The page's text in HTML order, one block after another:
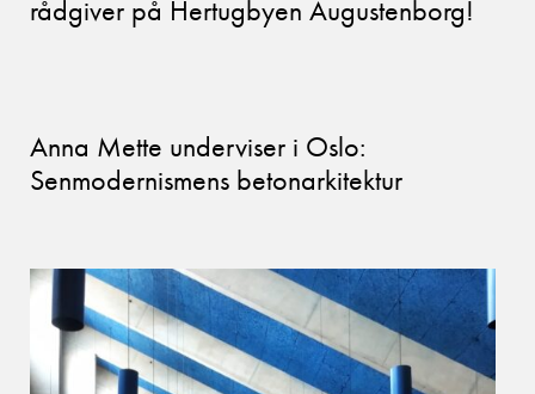
rådgiver på Hertugbyen Augustenborg!
Anna Mette underviser i Oslo:
Senmodernismens betonarkitektur